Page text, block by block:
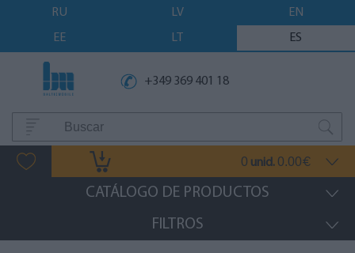
RU LV
EN
EE
LT ES
+349 369 401 18
0 unid. 0.00€
CATÁLOGO DE PRODUCTOS
FILTROS